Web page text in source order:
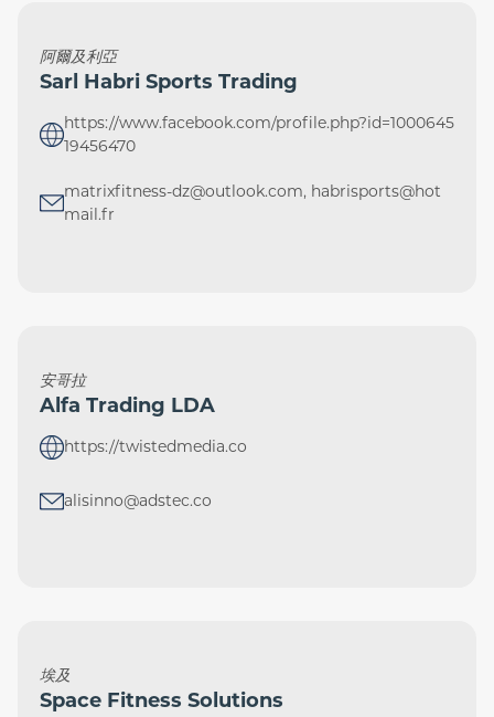
阿爾及利亞
Sarl Habri Sports Trading
https://www.facebook.com/profile.php?id=1000645
19456470
matrixfitness-dz@outlook.com, habrisports@hot
mail.fr
安哥拉
Alfa Trading LDA
https://twistedmedia.co
alisinno@adstec.co
埃及
Space Fitness Solutions